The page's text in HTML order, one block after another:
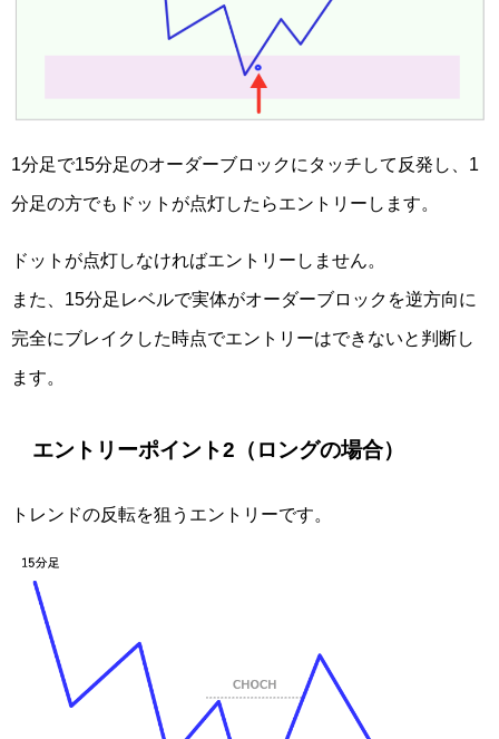
1分足で15分足のオーダーブロックにタッチして反発し、1
分足の方でもドットが点灯したらエントリーします。
ドットが点灯しなければエントリーしません。
また、15分足レベルで実体がオーダーブロックを逆方向に
完全にブレイクした時点でエントリーはできないと判断し
ます。
エントリーポイント2（ロングの場合）
トレンドの反転を狙うエントリーです。